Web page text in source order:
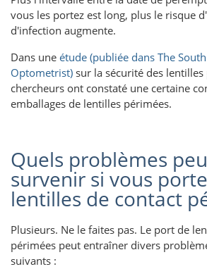
vous les portez est long, plus le risque
d'infection augmente.
Dans une étude (publiée dans The
Optometrist) sur la sécurité des
chercheurs ont constaté une certaine
emballages de lentilles périmées.
Quels problèmes
survenir si vous
lentilles de contact
Plusieurs. Ne le faites pas. Le port de
périmées peut entraîner divers
suivants :